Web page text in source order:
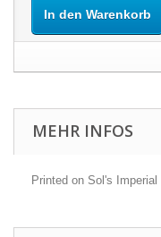
In den Warenkorb
MEHR INFOS
Printed on Sol's Imperial